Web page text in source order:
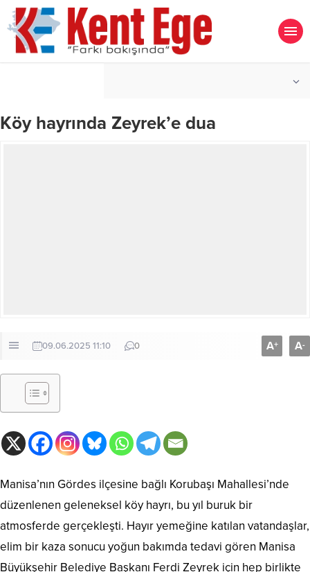
Köy hayrında Zeyrek’e dua
09.06.2025 11:10 0 A+ A-
Manisa’nın Gördes ilçesine bağlı Korubaşı Mahallesi’nde
düzenlenen geleneksel köy hayrı, bu yıl buruk bir
atmosferde gerçekleşti. Hayır yemeğine katılan vatandaşlar,
elim bir kaza sonucu yoğun bakımda tedavi gören Manisa
Büyükşehir Belediye Başkanı Ferdi Zeyrek için hep birlikte